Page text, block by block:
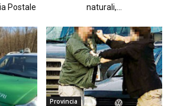
Postale
naturali,...
Provincia